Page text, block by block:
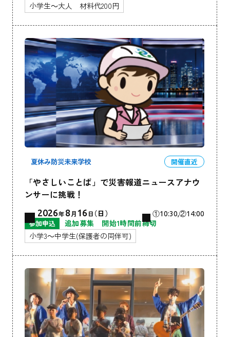
小学生～大人 材料代200円
夏休み防災未来学校 開催直近
「やさしいことば」で災害報道ニュースアナウ
ンサーに挑戦！
2026年8月 16日（日） ①10:30,②14:00
参加申込
追加募集 開始1時間前締切
小学3～中学生(保護者の同伴可)